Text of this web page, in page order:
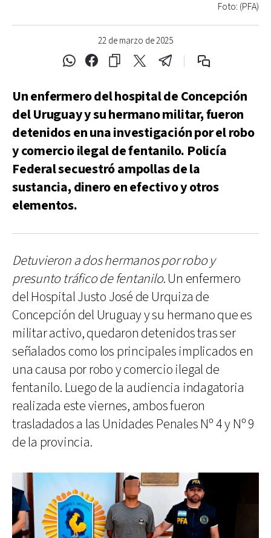
22 de marzo de 2025
Foto: (PFA)
Un enfermero del hospital de Concepción
del Uruguay y su hermano militar, fueron
detenidos en una investigación por el robo
y comercio ilegal de fentanilo. Policía
Federal secuestró ampollas de la
sustancia, dinero en efectivo y otros
elementos.
Detuvieron a dos hermanos por robo y
presunto tráfico de fentanilo. Un enfermero
del Hospital Justo José de Urquiza de
Concepción del Uruguay y su hermano que es
militar activo, quedaron detenidos tras ser
señalados como los principales implicados en
una causa por robo y comercio ilegal de
fentanilo. Luego de la audiencia indagatoria
realizada este viernes, ambos fueron
trasladados a las Unidades Penales Nº 4 y Nº 9
de la provincia.